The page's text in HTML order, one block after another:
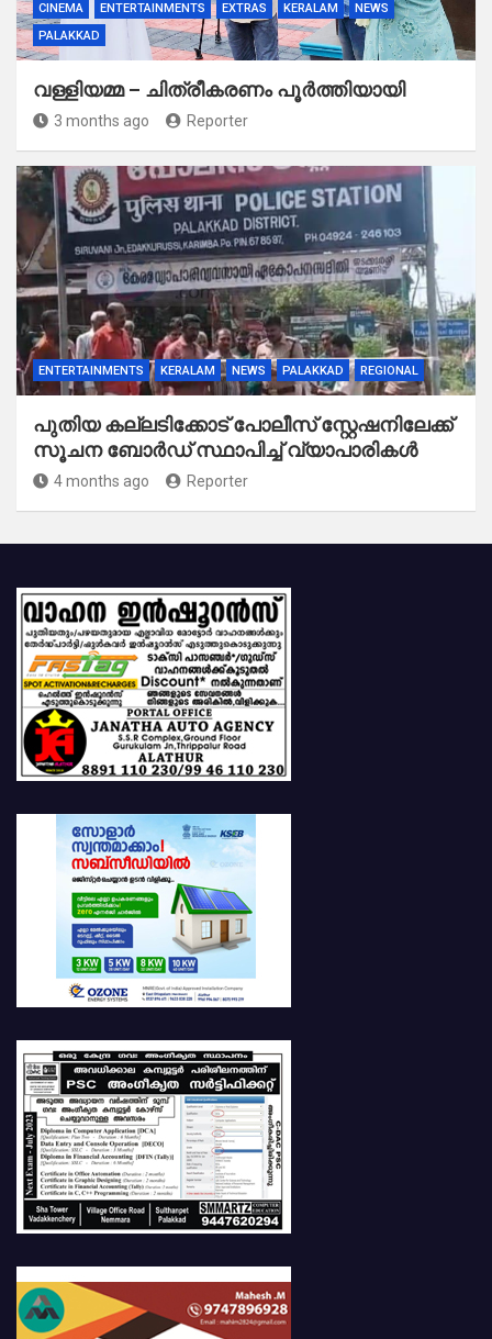
CINEMA ENTERTAINMENTS EXTRAS KERALAM
NEWS
PALAKKAD
വള്ളിയമ്മ – ചിത്രീകരണം പൂർത്തിയായി
3 months ago Reporter
ENTERTAINMENTS KERALAM NEWS PALAKKAD REGIONAL
പുതിയ കല്ലടിക്കോട് പോലീസ് സ്റ്റേഷനിലേക്ക്
സൂചന ബോർഡ് സ്ഥാപിച്ച് വ്യാപാരികൾ
4 months ago Reporter